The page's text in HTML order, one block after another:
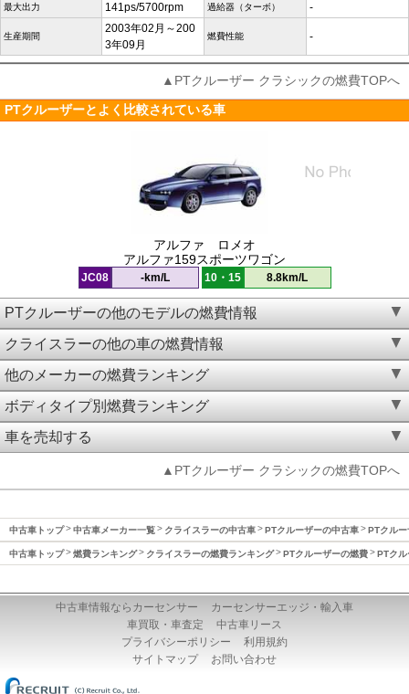
最大出力 141ps/5700rpm 過給器（ターボ） -
生産期間
2003年02月～200
3年09月
燃費性能 -
▲PTクルーザー クラシックの燃費TOPへ
PTクルーザーとよく比較されている車
アルファ ロメオ
アルファ159スポーツワゴン
JC08 -km/L 10・15 8.8km/L
PTクルーザーの他のモデルの燃費情報
クライスラーの他の車の燃費情報
他のメーカーの燃費ランキング
ボディタイプ別燃費ランキング
車を売却する
▲PTクルーザー クラシックの燃費TOPへ
中古車トップ 中古車メーカー一覧 クライスラーの中古車 PTクルーザーの中古車 PTクル
中古車トップ 燃費ランキング クライスラーの燃費ランキング PTクルーザーの燃費 PTク
中古車情報ならカーセンサー
カーセンサーエッジ・輸入車
車買取・車査定
中古車リース
プライバシーポリシー
利用規約
サイトマップ
お問い合わせ